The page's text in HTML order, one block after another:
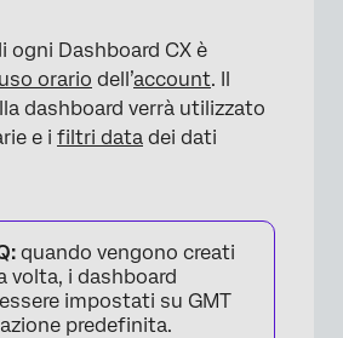
ogni Dashboard CX è
orario dell’account. Il
dashboard verrà utilizzato
e i filtri data dei dati
quando vengono creati
volta, i dashboard
impostati su GMT
predefinita.